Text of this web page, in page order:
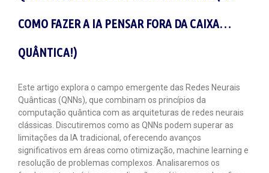
COMO FAZER A IA PENSAR FORA DA CAIXA…
QUÂNTICA!)
Este artigo explora o campo emergente das Redes Neurais
Quânticas (QNNs), que combinam os princípios da
computação quântica com as arquiteturas de redes neurais
clássicas. Discutiremos como as QNNs podem superar as
limitações da IA tradicional, oferecendo avanços
significativos em áreas como otimização, machine learning e
resolução de problemas complexos. Analisaremos os